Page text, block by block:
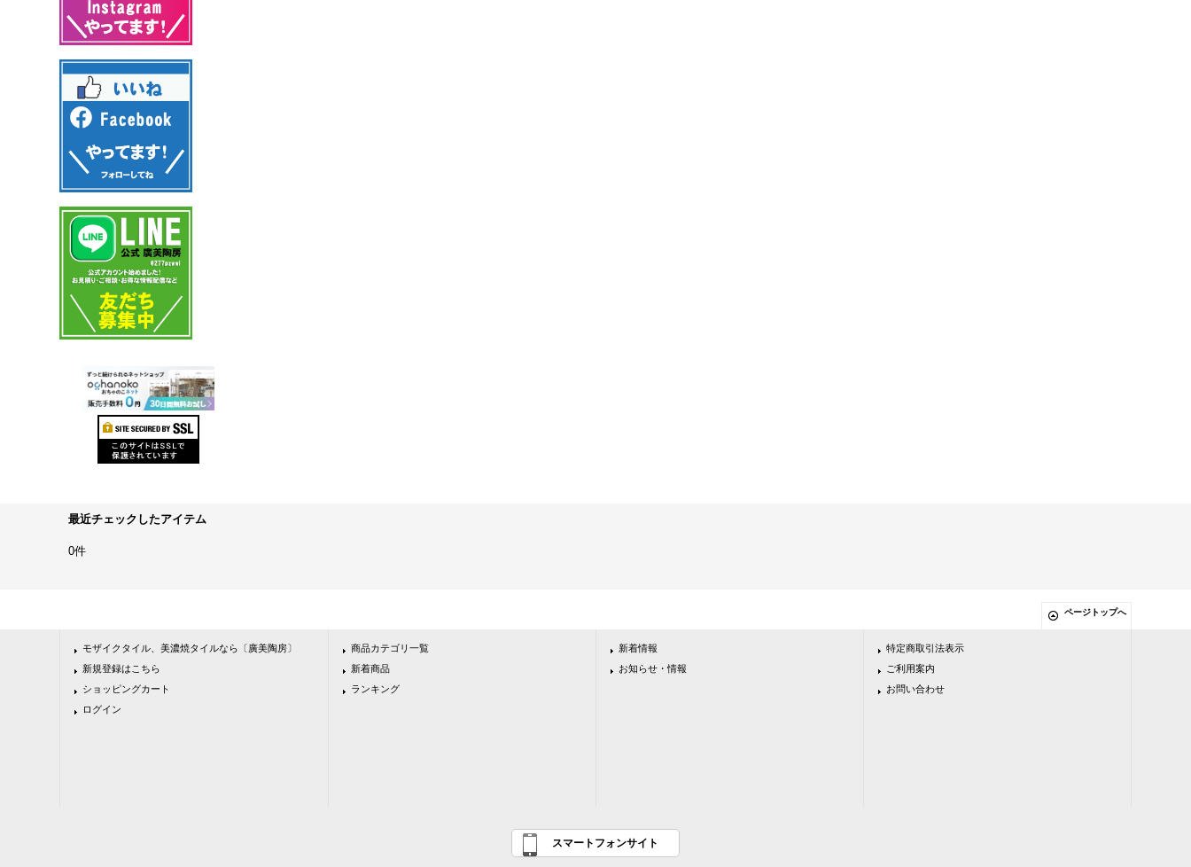
最近チェックしたアイテム
0件
ページトップへ
モザイクタイル、美濃焼タイルなら〔廣美陶房〕
新規登録はこちら
ショッピングカート
ログイン
商品カテゴリ一覧
新着商品
ランキング
新着情報
お知らせ・情報
特定商取引法表示
ご利用案内
お問い合わせ
スマートフォンサイト